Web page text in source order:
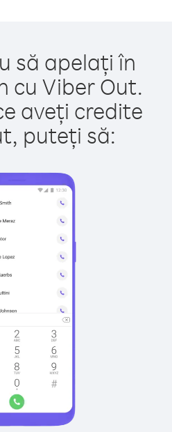
să apelați în
cu Viber Out.
aveți credite
puteți să: